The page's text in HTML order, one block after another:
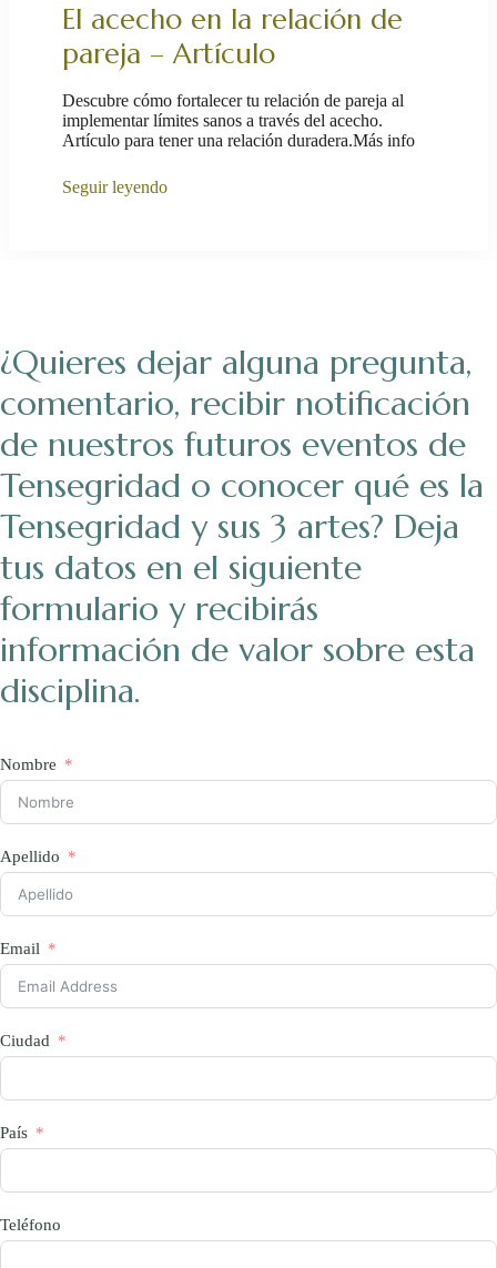
El acecho en la relación de
pareja – Artículo
Descubre cómo fortalecer tu relación de pareja al
implementar límites sanos a través del acecho.
Artículo para tener una relación duradera.Más info
Seguir leyendo
¿Quieres dejar alguna pregunta,
comentario, recibir notificación
de nuestros futuros eventos de
Tensegridad o conocer qué es la
Tensegridad y sus 3 artes? Deja
tus datos en el siguiente
formulario y recibirás
información de valor sobre esta
disciplina.
Nombre
Apellido
Email
Ciudad
País
Teléfono